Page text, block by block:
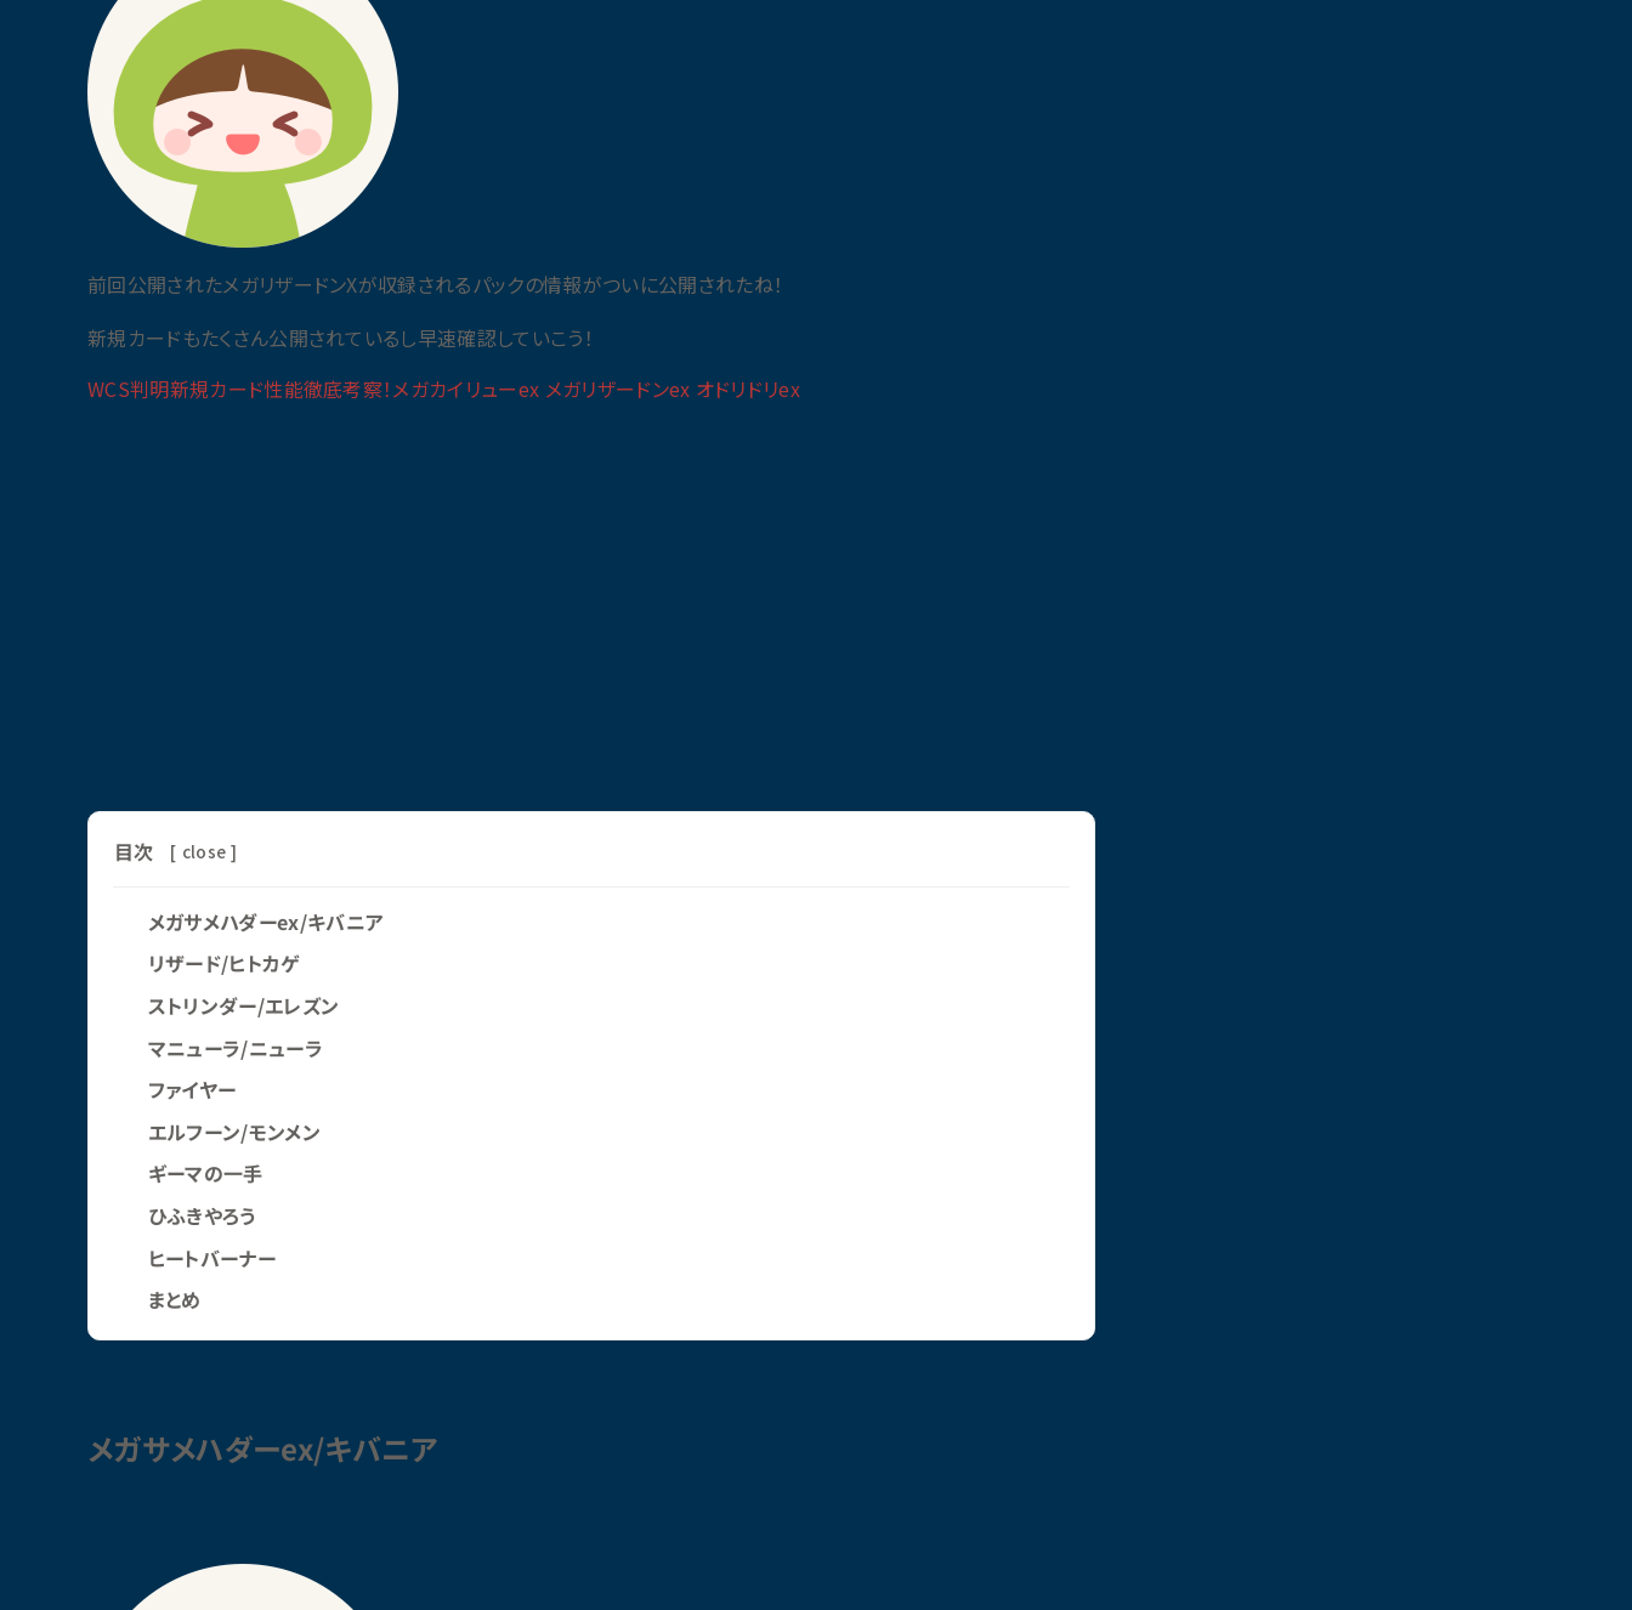
前回公開されたメガリザードンXが収録されるパックの情報がついに公開されたね！
新規カードもたくさん公開されているし早速確認していこう！
WCS判明新規カード性能徹底考察！メガカイリューex メガリザードンex オドリドリex
目次 [ close ]
メガサメハダーex/キバニア
リザード/ヒトカゲ
ストリンダー/エレズン
マニューラ/ニューラ
ファイヤー
エルフーン/モンメン
ギーマの一手
ひふきやろう
ヒートバーナー
まとめ
メガサメハダーex/キバニア